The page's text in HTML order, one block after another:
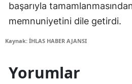
başarıyla
memnuniyetini dile getirdi.
Kaynak: İHLAS HABER AJANSI
Yorumlar